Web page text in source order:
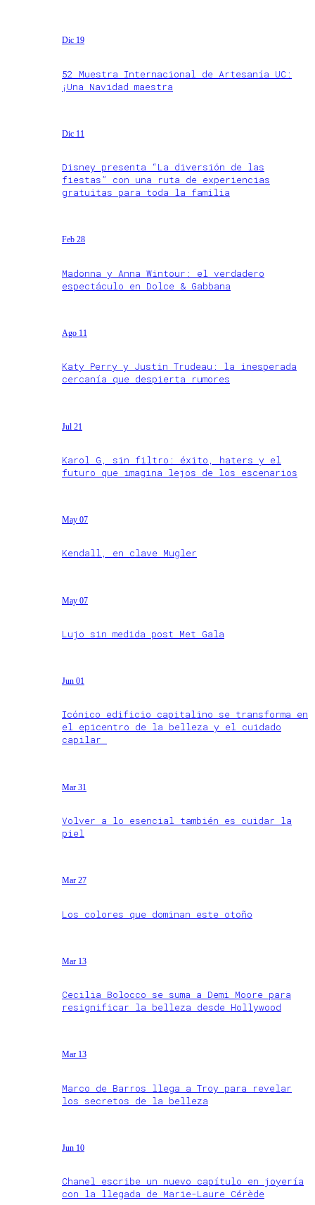
Dic 19
52 Muestra Internacional de Artesanía UC:
¡Una Navidad maestra
Dic 11
Disney presenta “La diversión de las
fiestas” con una ruta de experiencias
gratuitas para toda la familia
Feb 28
Madonna y Anna Wintour: el verdadero
espectáculo en Dolce & Gabbana
Ago 11
Katy Perry y Justin Trudeau: la inesperada
cercanía que despierta rumores
Jul 21
Karol G, sin filtro: éxito, haters y el
futuro que imagina lejos de los escenarios
May 07
Kendall, en clave Mugler
May 07
Lujo sin medida post Met Gala
Jun 01
Icónico edificio capitalino se transforma en
el epicentro de la belleza y el cuidado
capilar
Mar 31
Volver a lo esencial también es cuidar la
piel
Mar 27
Los colores que dominan este otoño
Mar 13
Cecilia Bolocco se suma a Demi Moore para
resignificar la belleza desde Hollywood
Mar 13
Marco de Barros llega a Troy para revelar
los secretos de la belleza
Jun 10
Chanel escribe un nuevo capítulo en joyería
con la llegada de Marie-Laure Cérède